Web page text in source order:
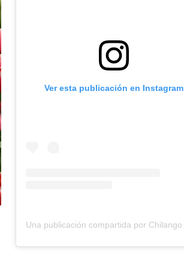
Ver esta publicación en Instagram